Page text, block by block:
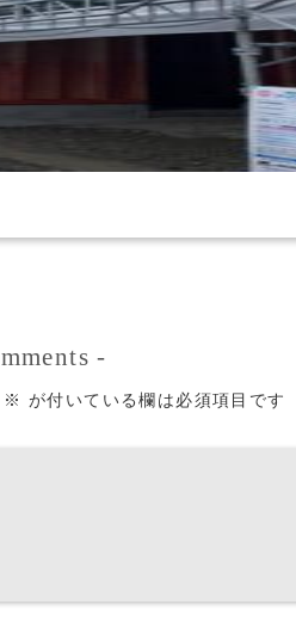
-
※ が付いている欄は必須項目です